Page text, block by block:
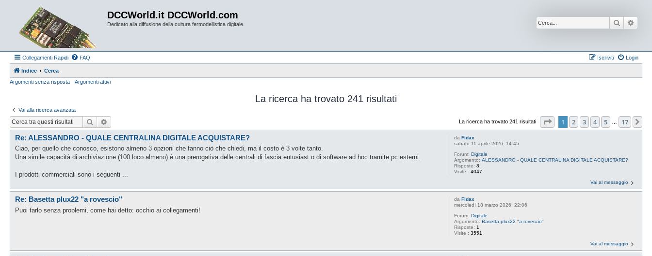
DCCWorld.it DCCWorld.com
Dedicato alla diffusione della cultura fermodellistica digitale. Cerca
Collegamenti Rapidi FAQ Login
Iscriviti
Indice
Cerca
Argomenti senza risposta
Argomenti attivi
La ricerca ha trovato 241 risultati
Vai alla ricerca avanzata
Cerca La ricerca ha trovato 241 risultati Pagina1 di
1 2 3 4 5 17
daFidax
sabato 11 aprile 2026, 14:45
Forum:Digitale
Argomento:ALESSANDRO - QUALE CENTRALINA DIGITALE ACQUISTARE?
Risposte:8
Visite :4047
Re: ALESSANDRO - QUALE CENTRALINA DIGITALE ACQUISTARE?
Ciao, per quello che conosco, esistono almeno 3 opzioni che fanno ciò che chiedi, ma il costo è 3 volte tanto.
Una simile capacità di archiviazione (100 loco almeno) è una prerogativa delle centrali di fascia entusiast o di software ad hoc tramite pc esterni.
I prodotti commerciali sono i seguenti ...
Vai al messaggio
daFidax
mercoledì 18 marzo 2026, 22:06
Forum:Digitale
Argomento:Basetta plux22 "a rovescio"
Risposte: 1
Visite :3551
Re: Basetta plux22 "a rovescio"
Puoi farlo senza problemi, come hai detto: occhio ai collegamenti!
Vai al messaggio